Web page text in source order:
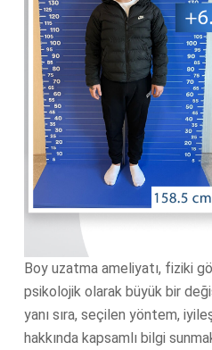
Boy uzatma ameliyatı, fiziki
psikolojik olarak büyük bir
yanı sıra, seçilen yöntem,
hakkında kapsamlı bilgi